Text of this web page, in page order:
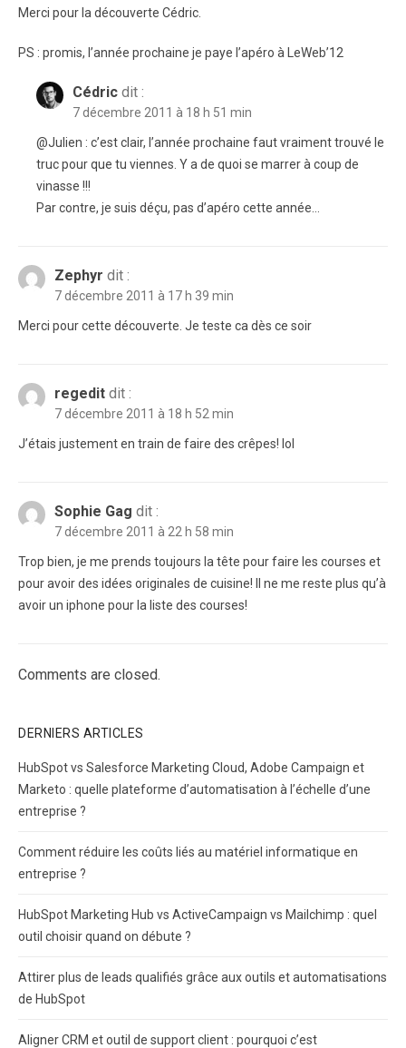
Merci pour la découverte Cédric.
PS : promis, l’année prochaine je paye l’apéro à LeWeb’12
Cédric dit :
7 décembre 2011 à 18 h 51 min
@Julien : c’est clair, l’année prochaine faut vraiment trouvé le
truc pour que tu viennes. Y a de quoi se marrer à coup de
vinasse !!!
Par contre, je suis déçu, pas d’apéro cette année…
Zephyr dit :
7 décembre 2011 à 17 h 39 min
Merci pour cette découverte. Je teste ca dès ce soir
regedit dit :
7 décembre 2011 à 18 h 52 min
J’étais justement en train de faire des crêpes! lol
Sophie Gag dit :
7 décembre 2011 à 22 h 58 min
Trop bien, je me prends toujours la tête pour faire les courses et
pour avoir des idées originales de cuisine! Il ne me reste plus qu’à
avoir un iphone pour la liste des courses!
Comments are closed.
DERNIERS ARTICLES
HubSpot vs Salesforce Marketing Cloud, Adobe Campaign et
Marketo : quelle plateforme d’automatisation à l’échelle d’une
entreprise ?
Comment réduire les coûts liés au matériel informatique en
entreprise ?
HubSpot Marketing Hub vs ActiveCampaign vs Mailchimp : quel
outil choisir quand on débute ?
Attirer plus de leads qualifiés grâce aux outils et automatisations
de HubSpot
Aligner CRM et outil de support client : pourquoi c’est